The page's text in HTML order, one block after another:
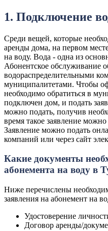
1. Подключение
Среди вещей, которые
аренды дома, на первом
на воду. Вода - одна из
Абонентское обслуживание
водораспределительными
муниципалитетами. Чтобы
необходимо обратиться в
подключен дом, и подать
можно подать, получив
время такое заявление
Заявление можно подать
компаний или через сайт
Какие документы
абонемента на воду в
Ниже перечислены
заявления на абонемент на
Удостоверение
Договор аренды/